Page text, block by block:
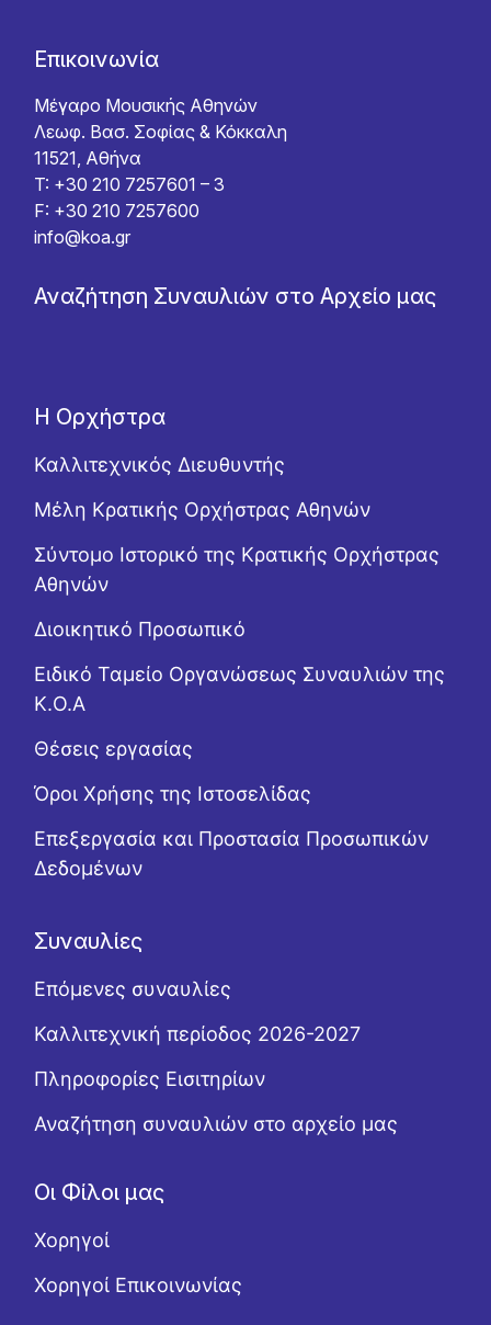
Επικοινωνία
Μέγαρο Μουσικής Αθηνών
Λεωφ. Βασ. Σοφίας & Κόκκαλη
11521, Αθήνα
T: +30 210 7257601 – 3
F: +30 210 7257600
info@koa.gr
Αναζήτηση Συναυλιών στο Αρχείο μας
Η Ορχήστρα
Καλλιτεχνικός Διευθυντής
Μέλη Κρατικής Ορχήστρας Αθηνών
Σύντομο Ιστορικό της Κρατικής Ορχήστρας
Αθηνών
Διοικητικό Προσωπικό
Ειδικό Ταμείο Οργανώσεως Συναυλιών της
Κ.Ο.Α
Θέσεις εργασίας
Όροι Χρήσης της Ιστοσελίδας
Επεξεργασία και Προστασία Προσωπικών
Δεδομένων
Συναυλίες
Επόμενες συναυλίες
Καλλιτεχνική περίοδος 2026-2027
Πληροφορίες Εισιτηρίων
Αναζήτηση συναυλιών στο αρχείο μας
Οι Φίλοι μας
Χορηγοί
Χορηγοί Επικοινωνίας